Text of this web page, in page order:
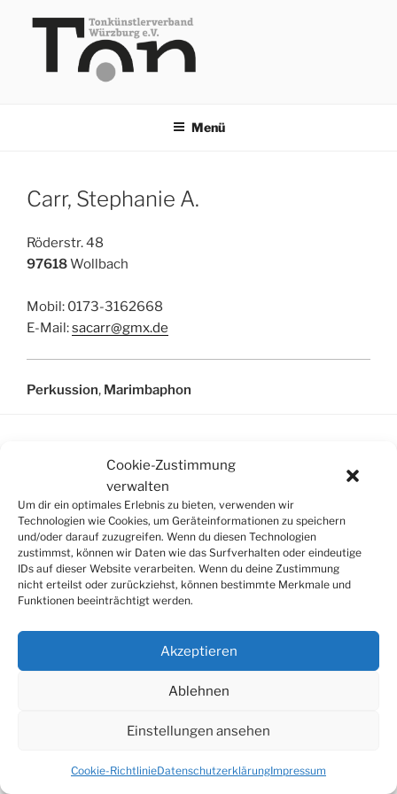
Cookie-Zustimmung
verwalten
Um dir ein optimales Erlebnis zu bieten, verwenden wir
Technologien wie Cookies, um Geräteinformationen zu speichern
und/oder darauf zuzugreifen. Wenn du diesen Technologien
zustimmst, können wir Daten wie das Surfverhalten oder eindeutige
IDs auf dieser Website verarbeiten. Wenn du deine Zustimmung
nicht erteilst oder zurückziehst, können bestimmte Merkmale und
Funktionen beeinträchtigt werden.
Akzeptieren
Ablehnen
Einstellungen ansehen
Cookie-RichtlinieDatenschutzerklärungImpressum
Inhalt
Menü
Carr, Stephanie A.
Röderstr. 48
97618Wollbach
Mobil: 0173-3162668
E-Mail:sacarr@gmx.de
Perkussion, Marimbaphon
Suchen
nach: